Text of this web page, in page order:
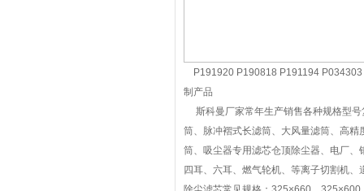
P191920 P190818 P191194
制产品
斯科曼厂家常年生产销售各种规格型号
筒、脉冲褶式长滤筒、大风量滤筒、高
筒、吸尘器专用滤芯仓顶除尘器、电厂
四耳、六耳、燃气轮机、等离子切割机